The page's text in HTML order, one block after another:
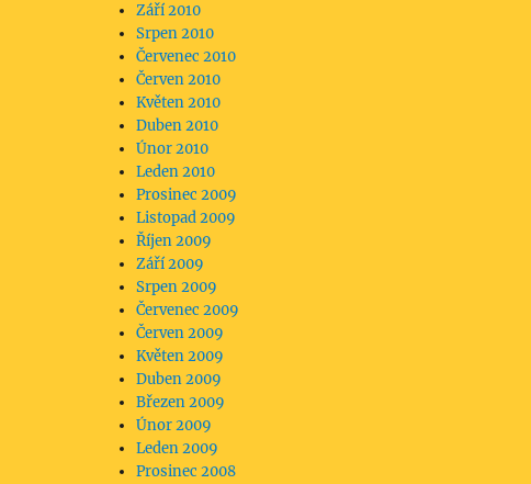
Září 2010
Srpen 2010
Červenec 2010
Červen 2010
Květen 2010
Duben 2010
Únor 2010
Leden 2010
Prosinec 2009
Listopad 2009
Říjen 2009
Září 2009
Srpen 2009
Červenec 2009
Červen 2009
Květen 2009
Duben 2009
Březen 2009
Únor 2009
Leden 2009
Prosinec 2008